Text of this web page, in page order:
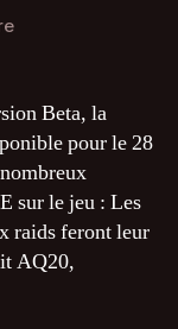
sur
sortie
Phase
5,
Les
Portes
d’Ahn’Qiraj
Beta, la
pour le 28
sur le jeu : Les
raids feront leur
AQ20,